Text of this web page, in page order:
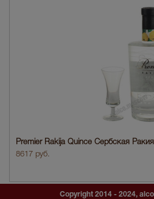
Premier Rakija Quince Сербская
8617 руб.
Copyright 2014 - 2024,